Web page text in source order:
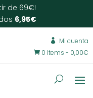
de 69€!
6,95€
 Mi cuenta
 0 Items - 0,00€